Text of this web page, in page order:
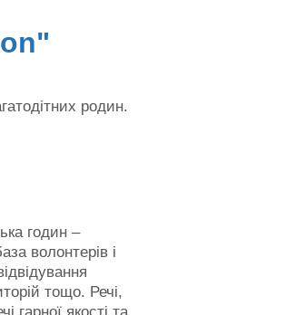
родин.
годин –
волонтерів і
тощо. Речі,